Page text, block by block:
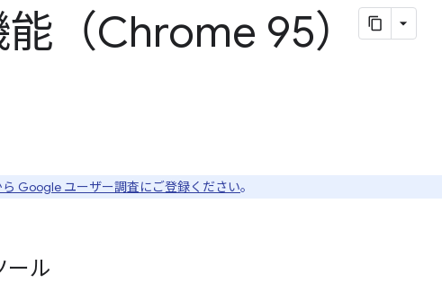
（Chrome 95）
ら Google ユーザー調査にご登録ください。
ール